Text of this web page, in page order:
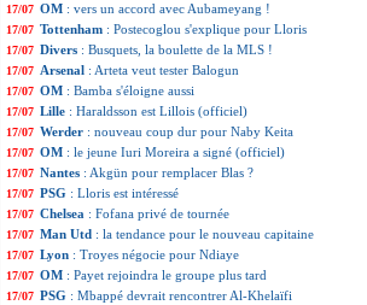
17/07 OM : vers un accord avec Aubameyang !
17/07 Tottenham : Postecoglou s'explique pour Lloris
17/07 Divers : Busquets, la boulette de la MLS !
17/07 Arsenal : Arteta veut tester Balogun
17/07 OM : Bamba s'éloigne aussi
17/07 Lille : Haraldsson est Lillois (officiel)
17/07 Werder : nouveau coup dur pour Naby Keita
17/07 OM : le jeune Iuri Moreira a signé (officiel)
17/07 Nantes : Akgün pour remplacer Blas ?
17/07 PSG : Lloris est intéressé
17/07 Chelsea : Fofana privé de tournée
17/07 Man Utd : la tendance pour le nouveau capitaine
17/07 Lyon : Troyes négocie pour Ndiaye
17/07 OM : Payet rejoindra le groupe plus tard
17/07 PSG : Mbappé devrait rencontrer Al-Khelaïfi